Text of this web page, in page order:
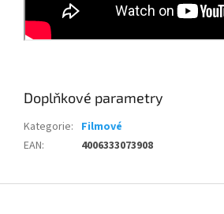
Doplňkové parametry
Kategorie: Filmové
EAN: 4006333073908